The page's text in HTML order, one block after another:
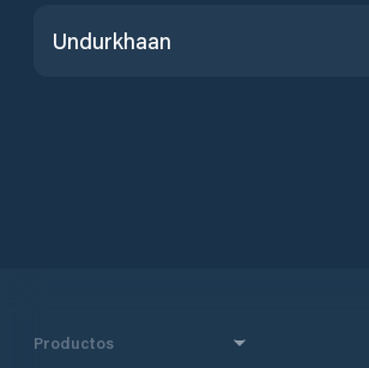
Undurkhaan
Productos